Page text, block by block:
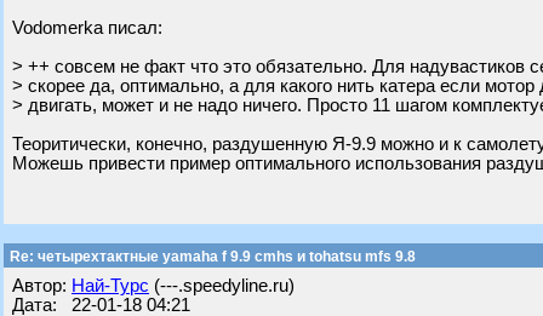
Vodomerka писал:
> ++ совсем не факт что это обязательно. Для надувастиков
> скорее да, оптимально, а для какого нить катера если мотор
> двигать, может и не надо ничего. Просто 11 шагом
Теоритически, конечно, раздушенную Я-9.9 можно и к
Можешь привести пример оптимального использования
Re: четырехтактные yamaha f 9.9 cmhs и tohatsu mfs 9.8
Автор: Най-Турс (---.speedyline.ru)
Дата: 22-01-18 04:21